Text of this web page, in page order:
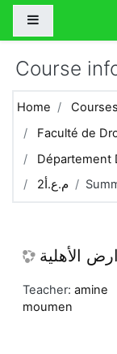
Skip to main content
Course
Home
Courses
Faculté de
Département
م.ع.أ2
الأهلية
Teacher: amine
moumen